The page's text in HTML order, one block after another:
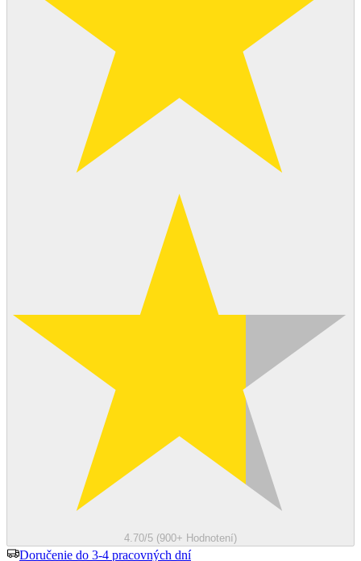
4.70/5 (900+ Hodnotení)
Doručenie do 3-4 pracovných dní